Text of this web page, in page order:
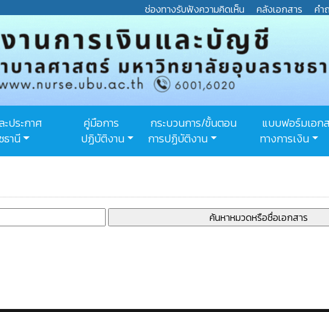
ช่องทางรับฟังความคิดเห็น คลังเอกสาร คำ
ประกาศ
ธานี
คู่มือการ
ปฏิบัติงาน
กระบวนการ/ขั้นตอน
การปฏิบัติงาน
แบบฟอร์มเอก
ทางการเงิน